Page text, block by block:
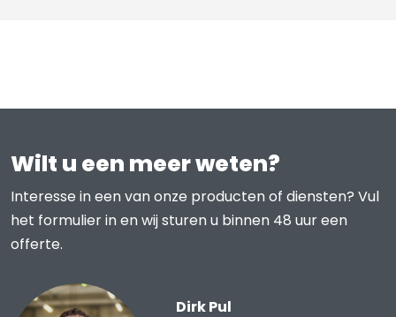
Wilt u een meer weten?
Interesse in een van onze producten of diensten? Vul
het formulier in en wij sturen u binnen 48 uur een
offerte.
Dirk Pul